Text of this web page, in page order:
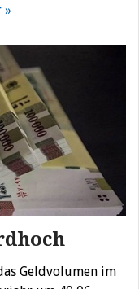
»
Geldvolumen im